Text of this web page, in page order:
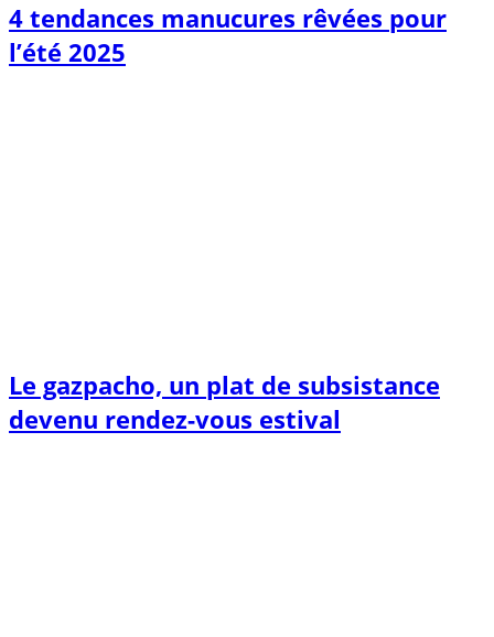
4 tendances manucures rêvées pour
l’été 2025
Le gazpacho, un plat de subsistance
devenu rendez-vous estival